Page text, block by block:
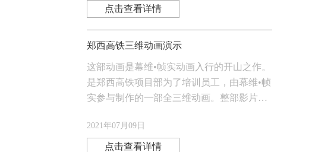
点击查看详情
郑西高铁三维动画演示
这部动画是幕维•帧实动画入行的开山之作。
是郑西高铁项目部为了培训员工，由幕维•帧
实参与制作的一部全三维动画。整部影片再
节，有侧重，也能兼顾全局。
2021年07月09日
点击查看详情